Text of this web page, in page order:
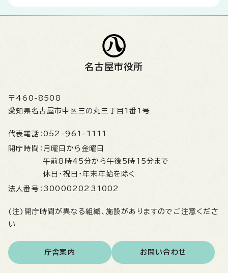
名古屋市役所
〒460-8508
愛知県名古屋市中区三の丸三丁目1番1号
代表電話： 052-961-1111
開庁時間： 月曜日から金曜日
午前8時45分から午後5時15分まで
休日・祝日・年末年始を除く
法人番号： 3000020231002
(注)開庁時間が異なる組織、施設がありますのでご注意くださ
い
庁舎案内 お問い合わせ